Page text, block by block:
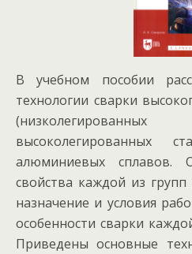
В учебном пособии
технологии сварки
(низколегированных
высоколегированных
алюминиевых сплавов.
свойства каждой из
назначение и условия
особенности сварки
Приведены основные